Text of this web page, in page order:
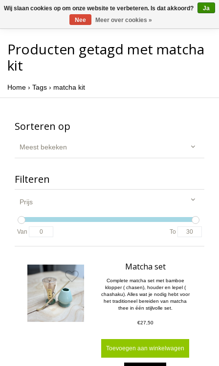
Producten getagd met matcha
kit
Home › Tags › matcha kit
Sorteren op
Meest bekeken
Filteren
Prijs
Van To
Matcha set
Complete matcha set met bamboe
klopper ( chasen), houder en lepel (
chashaku). Alles wat je nodig hebt voor
het traditioneel bereiden van matcha
thee in één stijlvolle set.
€27,50
Toevoegen aan winkelwagen
Wij slaan cookies op om onze website te verbeteren. Is dat akkoord?
Ja
Nee
Meer over cookies »